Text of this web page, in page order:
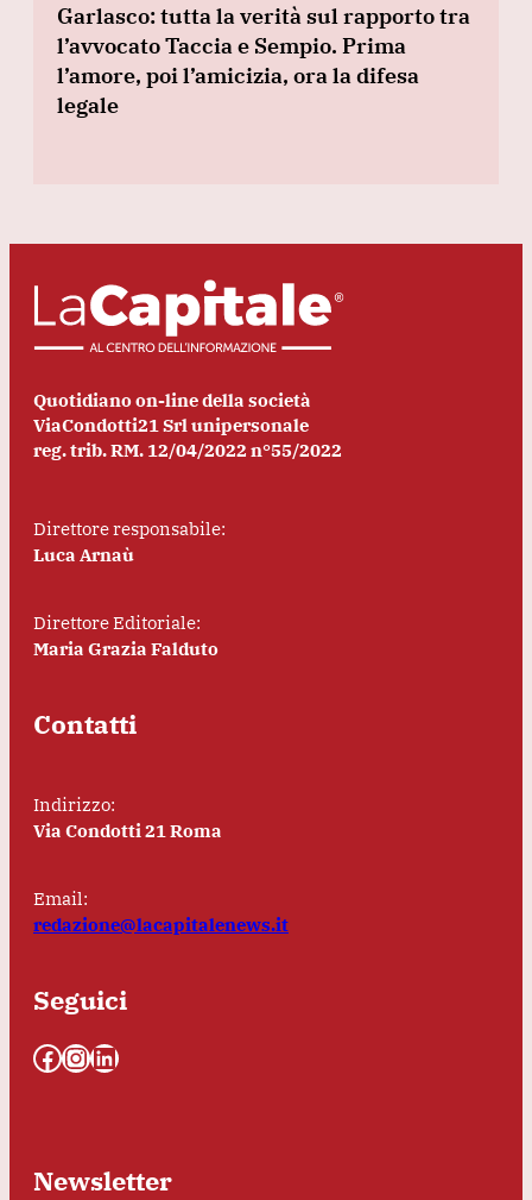
Garlasco: tutta la verità sul rapporto tra
l’avvocato Taccia e Sempio. Prima
l’amore, poi l’amicizia, ora la difesa
legale
Quotidiano on-line della società
ViaCondotti21 Srl unipersonale
reg. trib. RM. 12/04/2022 n°55/2022
Direttore responsabile:
Luca Arnaù
Direttore Editoriale:
Maria Grazia Falduto
Contatti
Indirizzo:
Via Condotti 21 Roma
Email:
redazione@lacapitalenews.it
Seguici
Facebook InstagramLinkedIn
Newsletter